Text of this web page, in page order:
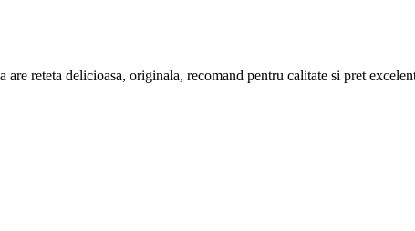
reteta delicioasa, originala, recomand pentru calitate si pret